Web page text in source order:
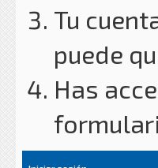
Tu
puede
Has